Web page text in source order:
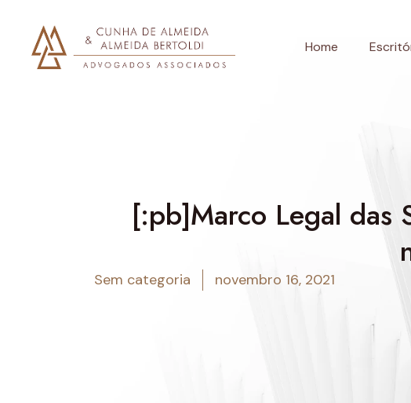
Home
[:pb]Marco Legal das
Sem categoria novembro 16, 2021